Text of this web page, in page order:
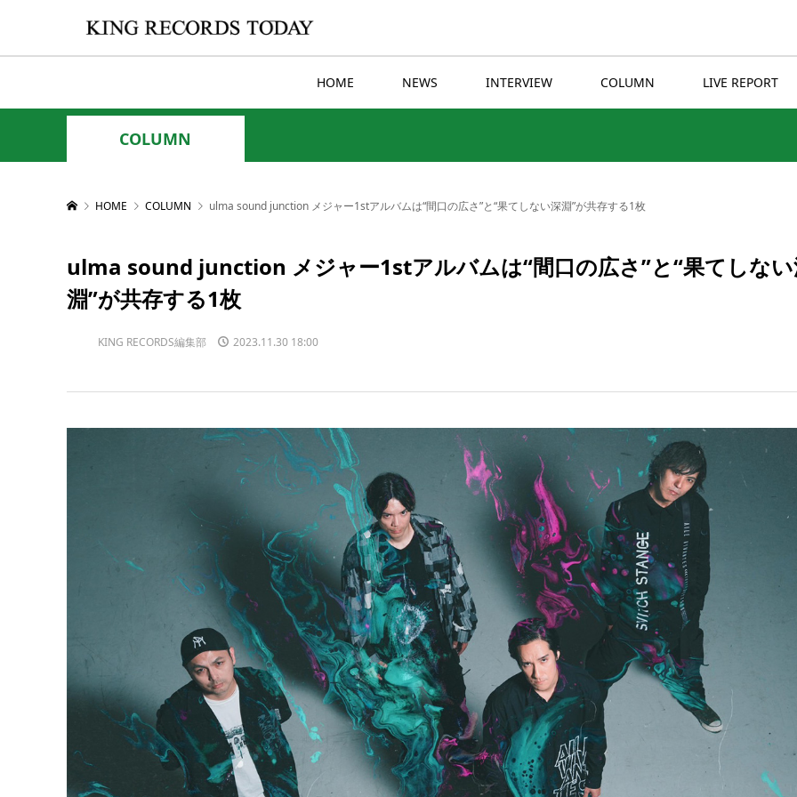
HOME NEWS INTERVIEW COLUMN LIVE REPORT
COLUMN
HOME COLUMN ulma sound junction メジャー1stアルバムは“間口の広さ”と“果てしない深淵”が共存する1枚
ulma sound junction メジャー1stアルバムは“間口の広さ”と“果てしな
淵”が共存する1枚
KING RECORDS編集部 2023.11.30 18:00